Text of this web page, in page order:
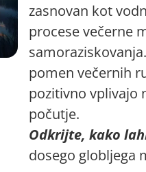
zasnovan kot
procese večerne
pomen večernih
pozitivno vplivajo
počutje.
Odkrijte, kako
dosego globljega